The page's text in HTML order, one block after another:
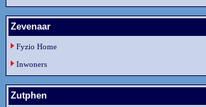
Zevenaar
Fyzio Home
Inwoners
Zutphen